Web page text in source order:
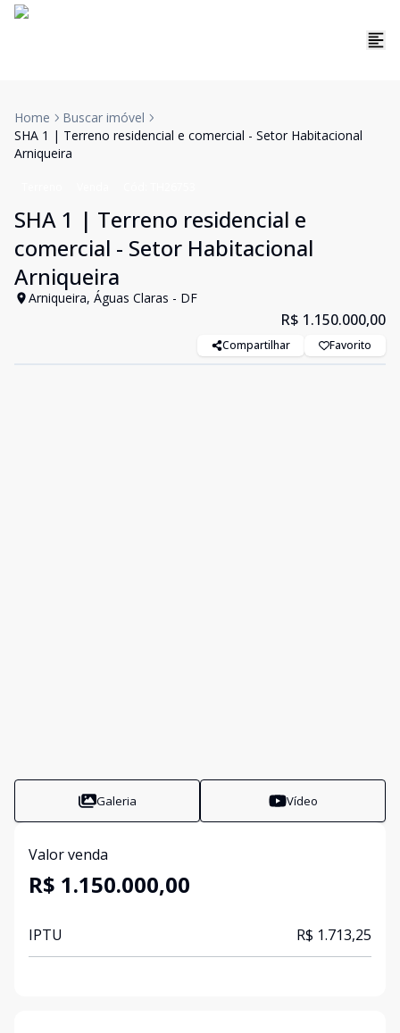
Home
Buscar imóvel
SHA 1 | Terreno residencial e comercial - Setor Habitacional
Arniqueira
SHA 1 | Terreno residencial e
comercial - Setor Habitacional
Arniqueira
Arniqueira, Águas Claras - DF
R$ 1.150.000,00
Compartilhar Favorito
Galeria Vídeo
Valor venda
R$ 1.150.000,00
IPTU R$ 1.713,25